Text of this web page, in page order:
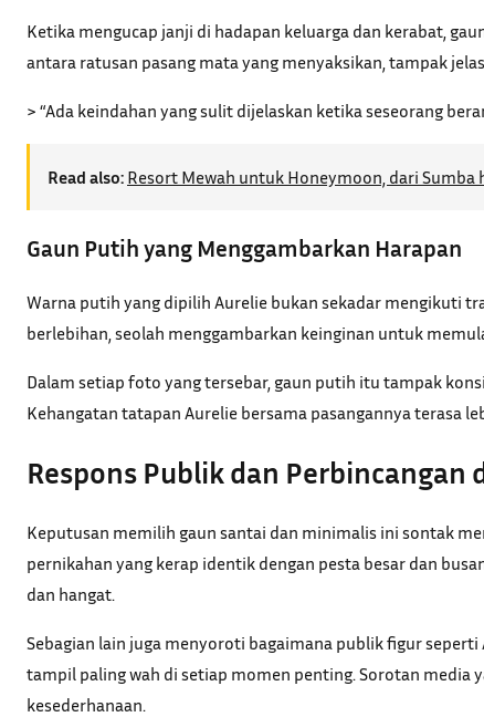
Ketika mengucap janji di hadapan keluarga dan kerabat,
antara ratusan pasang mata yang menyaksikan, tampak
> “Ada keindahan yang sulit dijelaskan ketika seseorang
Read also: Resort Mewah untuk Honeymoon, dari Sumba
Gaun Putih yang Menggambarkan Harapan
Warna putih yang dipilih Aurelie bukan sekadar mengikuti
berlebihan, seolah menggambarkan keinginan untuk
Dalam setiap foto yang tersebar, gaun putih itu tampak
Kehangatan tatapan Aurelie bersama pasangannya terasa
Respons Publik dan Perbincangan
Keputusan memilih gaun santai dan minimalis ini sontak
pernikahan yang kerap identik dengan pesta besar dan
dan hangat.
Sebagian lain juga menyoroti bagaimana publik figur
tampil paling wah di setiap momen penting. Sorotan media
kesederhanaan.